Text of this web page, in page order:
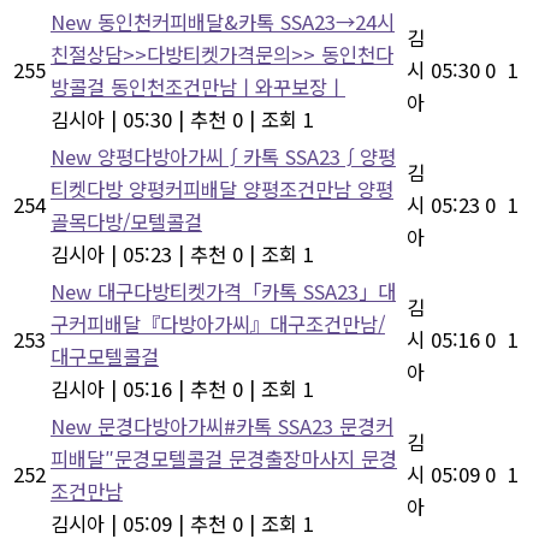
255
New 동인천커피배달&카톡 SSA23→24시
친절상담>>다방티켓가격문의>> 동인천다
방콜걸 동인천조건만남ㅣ와꾸보장ㅣ
김시아 | 05:30 | 추천 0 | 조회 1
김
시
아
05:30 0 1
254
New 양평다방아가씨∫카톡 SSA23∫양평
티켓다방 양평커피배달 양평조건만남 양평
골목다방/모텔콜걸
김시아 | 05:23 | 추천 0 | 조회 1
김
시
아
05:23 0 1
253
New 대구다방티켓가격「카톡 SSA23」대
구커피배달『다방아가씨』대구조건만남/
대구모텔콜걸
김시아 | 05:16 | 추천 0 | 조회 1
김
시
아
05:16 0 1
252
New 문경다방아가씨#카톡 SSA23 문경커
피배달″문경모텔콜걸 문경출장마사지 문경
조건만남
김시아 | 05:09 | 추천 0 | 조회 1
김
시
아
05:09 0 1